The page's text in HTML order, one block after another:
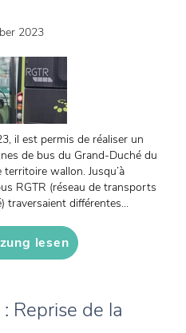
2023
il est permis de réaliser un
de bus du Grand-Duché du
wallon. Jusqu’à
RGTR (réseau de transports
traversaient différentes...
lesen
: Reprise de la